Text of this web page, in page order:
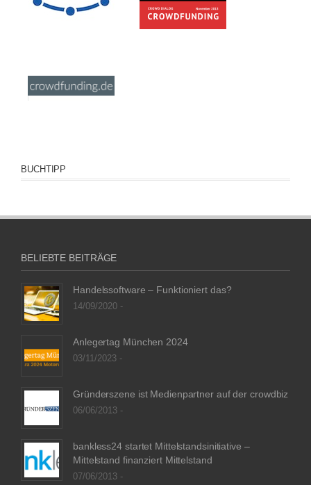
BUCHTIPP
BELIEBTE BEITRÄGE
Handelssoftware – Funktioniert das?
14/09/2020 -
Anlegertag München 2024
03/11/2023 -
Gründerszene ist Medienpartner auf der crowdbiz
06/06/2013 -
bankless24 startet Mittelstandsinitiative –
Mittelstand finanziert Mittelstand
07/06/2013 -